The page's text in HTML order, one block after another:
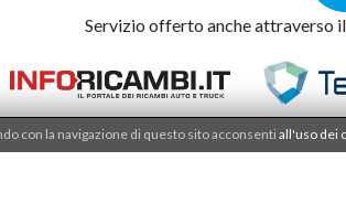
Servizio offerto anche attraverso
con la navigazione di questo sito acconsenti all'uso dei